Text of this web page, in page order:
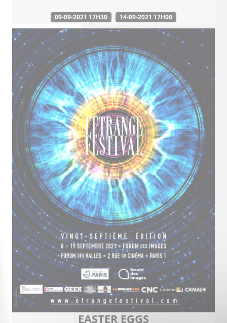
09-09-2021 17H30 14-09-2021 17H00
EASTER EGGS